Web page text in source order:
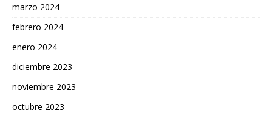
marzo 2024
febrero 2024
enero 2024
diciembre 2023
noviembre 2023
octubre 2023